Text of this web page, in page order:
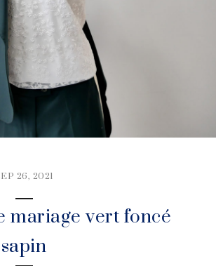
26, 2021
mariage vert foncé
sapin